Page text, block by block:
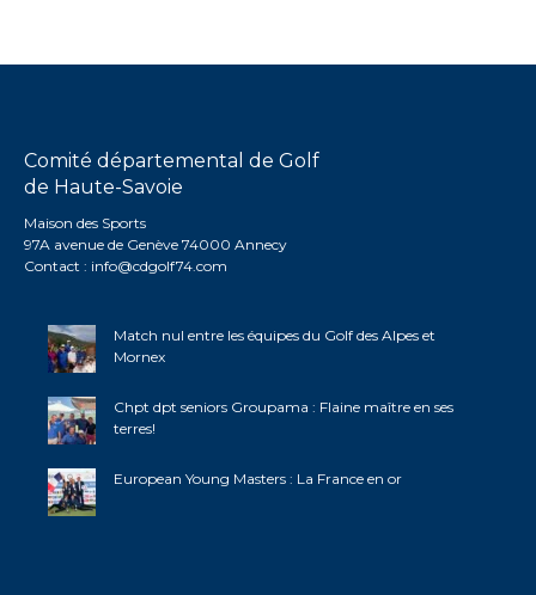
Comité départemental de Golf
de Haute-Savoie
Maison des Sports
97A avenue de Genève 74000 Annecy
Contact : info@cdgolf74.com
Match nul entre les équipes du Golf des Alpes et
Mornex
Chpt dpt seniors Groupama : Flaine maître en ses
terres!
European Young Masters : La France en or